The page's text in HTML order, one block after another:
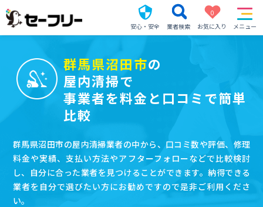
安心・安全 業者検索
0
お気に入り
メニュー
群馬県沼田市の
屋内清掃で
事業者を料金と口コミで簡単
比較
群馬県沼田市の屋内清掃業者の中から、口コミ数や評価、修理
料金や実績、支払い方法やアフターフォローなどで比較検討
し、自分に合った業者を見つけることができます。納得できる
業者を自分で選びたい方にお勧めですので是非ご利用くださ
い。